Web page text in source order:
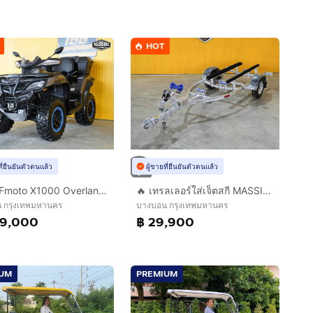
ยืนยันตัวตนแล้ว
ATV CFmoto X1000 Overland edition ปี 2023
กรุงเทพมหานคร
HOT
ผู้ขายที่ยืนยันตัวตนแล้ว
🔥 เทรลเลอร์ใส่เจ็ตสกี MASSIMO JETSKI TRAILER 🔥
บางบอน กรุงเทพมหานคร
฿ 29,900
PREMIUM